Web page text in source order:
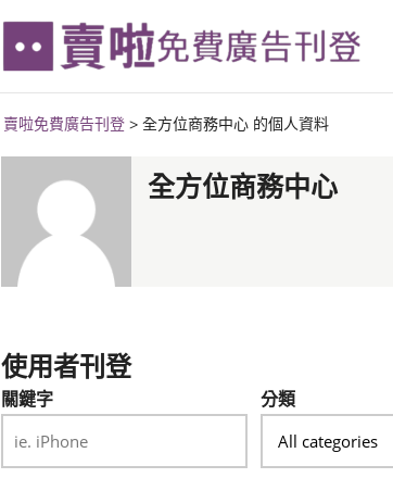
賣啦免費廣告刊登 > 全方位商務中心 的個人資料
全方位商務中心
使用者刊登
關鍵字 分類